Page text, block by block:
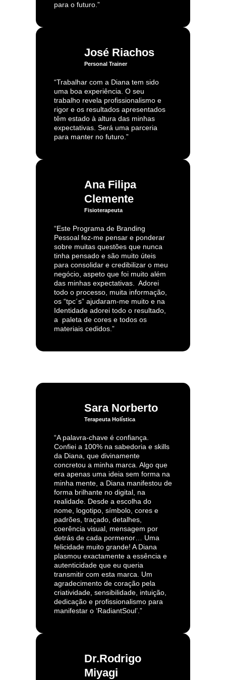
para o futuro.”
José Riachos
Personal Trainer
“Trabalhar com a Diana tem sido
uma boa experiência. O seu
trabalho revela profissionalismo e
rigor e os resultados apresentados
têm estado à altura das minhas
expectativas. Será uma parceria
para manter no futuro.”
Ana Filipa
Clemente
Fisioterapeuta
“Este Programa de Branding
Pessoal fez-me pensar e ponderar
sobre muitas questões que nunca
tinha pensado e são muito úteis
para consolidar e credibilizar o meu
negócio, aspeto que foi muito além
das minhas expectativas. Adorei
todo o processo, muita informação,
os “tpc´s” ajudaram-me muito e na
Identidade adorei todo o resultado,
a paleta de cores e todos os
materiais cedidos.”
Sara Norberto
Terapeuta Holística
“A palavra-chave é confiança.
Confiei a 100% na sabedoria e skills
da Diana, que divinamente
concretou a minha marca. Algo que
era apenas uma ideia sem forma na
minha mente, a Diana manifestou de
forma brilhante no digital, na
realidade. Desde a escolha do
nome, logotipo, símbolo, cores e
padrões, traçado, detalhes,
coerência visual, mensagem por
detrás de cada pormenor… Uma
felicidade muito grande! A Diana
plasmou exactamente a essência e
autenticidade que eu queria
transmitir com esta marca. Um
agradecimento de coração pela
criatividade, sensibilidade, intuição,
dedicação e profissionalismo para
manifestar o ‘RadiantSoul’.”
Dr.Rodrigo
Miyagi